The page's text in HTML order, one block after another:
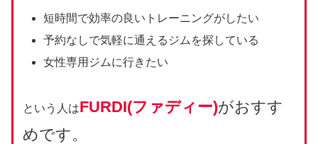
短時間で効率の良いトレーニングがしたい
予約なしで気軽に通えるジムを探している
女性専用ジムに行きたい
という人はFURDI(ファディー)がおすす
めです。